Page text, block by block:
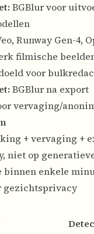
BGBlur voor
Runway Gen-4,
filmische
voor
BGBlur na export
vervaging/
+ vervaging +
niet op
binnen enkele
gezichtsprivacy